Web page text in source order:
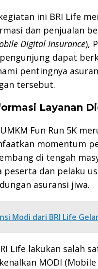
ini BRI Life
dan penjualan
Digital Insurance),
dapat
pentingnya
tersebut.
Layanan
Fun Run 5K
momentum
di tengah
peserta dan pelaku
asuransi jiwa.
Modi dari BRI Life
Life lakukan salah
MODI